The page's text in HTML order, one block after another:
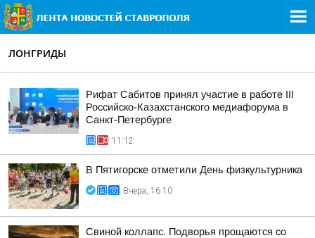
ЛОНГРИДЫ
Рифат Сабитов принял участие в работе III
Российско-Казахстанского медиафорума в
Санкт-Петербурге
11:12
В Пятигорске отметили День физкультурника
Вчера, 16:10
Свиной коллапс. Подворья прощаются со